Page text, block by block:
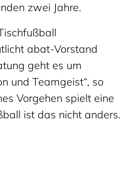
zwei Jahre.
abat-Vorstand
geht es um
und Teamgeist“, so
Vorgehen spielt eine
ist das nicht anders.